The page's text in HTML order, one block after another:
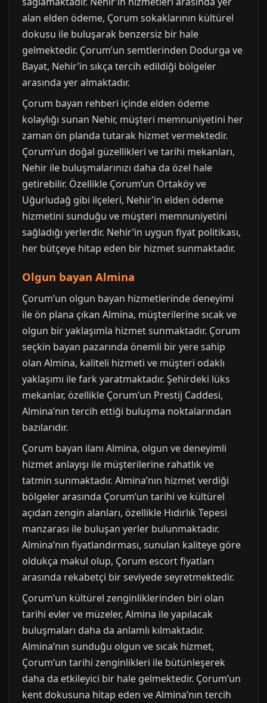
alan elden ödeme, Çorum sokaklarının kültürel
dokusu ile buluşarak benzersiz bir hale
gelmektedir. Çorum’un semtlerinden Dodurga ve
Bayat, Nehir’in sıkça tercih edildiği bölgeler
arasında yer almaktadır.
Çorum bayan rehberi içinde elden ödeme
kolaylığı sunan Nehir, müşteri memnuniyetini her
zaman ön planda tutarak hizmet vermektedir.
Çorum’un doğal güzellikleri ve tarihi mekanları,
Nehir ile buluşmalarınızı daha da özel hale
getirebilir. Özellikle Çorum’un Ortaköy ve
Uğurludağ gibi ilçeleri, Nehir’in elden ödeme
hizmetini sunduğu ve müşteri memnuniyetini
sağladığı yerlerdir. Nehir’in uygun fiyat politikası,
her bütçeye hitap eden bir hizmet sunmaktadır.
Olgun bayan Almina
Çorum’un olgun bayan hizmetlerinde deneyimi
ile ön plana çıkan Almina, müşterilerine sıcak ve
olgun bir yaklaşımla hizmet sunmaktadır. Çorum
seçkin bayan pazarında önemli bir yere sahip
olan Almina, kaliteli hizmeti ve müşteri odaklı
yaklaşımı ile fark yaratmaktadır. Şehirdeki lüks
mekanlar, özellikle Çorum’un Prestij Caddesi,
Almina’nın tercih ettiği buluşma noktalarından
bazılarıdır.
Çorum bayan ilanı Almina, olgun ve deneyimli
hizmet anlayışı ile müşterilerine rahatlık ve
tatmin sunmaktadır. Almina’nın hizmet verdiği
bölgeler arasında Çorum’un tarihi ve kültürel
açıdan zengin alanları, özellikle Hıdırlık Tepesi
manzarası ile buluşan yerler bulunmaktadır.
Almina’nın fiyatlandırması, sunulan kaliteye göre
oldukça makul olup, Çorum escort fiyatları
arasında rekabetçi bir seviyede seyretmektedir.
Çorum’un kültürel zenginliklerinden biri olan
tarihi evler ve müzeler, Almina ile yapılacak
buluşmaları daha da anlamlı kılmaktadır.
Almina’nın sunduğu olgun ve sıcak hizmet,
Çorum’un tarihi zenginlikleri ile bütünleşerek
daha da etkileyici bir hale gelmektedir. Çorum’un
kent dokusuna hitap eden ve Almina’nın tercih